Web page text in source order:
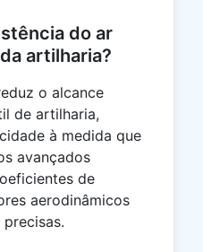
do ar
artilharia?
o alcance
de artilharia,
à medida que
avançados
de
aerodinâmicos